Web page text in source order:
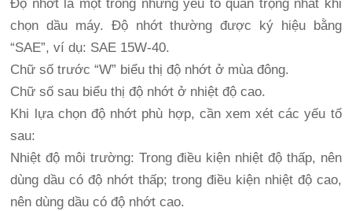
Độ nhớt là một trong những yếu tố quan trọng nhất khi
chọn dầu máy. Độ nhớt thường được ký hiệu bằng
“SAE”, ví dụ: SAE 15W-40.
Chữ số trước “W” biểu thị độ nhớt ở mùa đông.
Chữ số sau biểu thị độ nhớt ở nhiệt độ cao.
Khi lựa chọn độ nhớt phù hợp, cần xem xét các yếu tố
sau:
Nhiệt độ môi trường: Trong điều kiện nhiệt độ thấp, nên
dùng dầu có độ nhớt thấp; trong điều kiện nhiệt độ cao,
nên dùng dầu có độ nhớt cao.